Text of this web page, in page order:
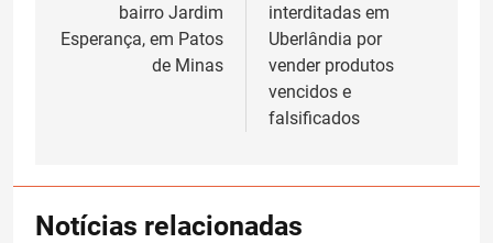
bairro Jardim
Esperança, em Patos
de Minas
interditadas em
Uberlândia por
vender produtos
vencidos e
falsificados
Notícias relacionadas